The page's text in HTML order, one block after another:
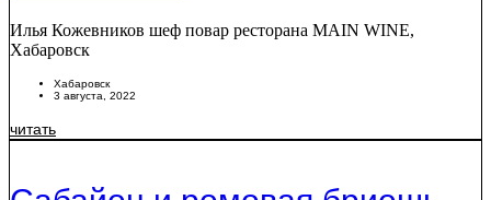
Илья Кожевников шеф повар ресторана MAIN WINE,
Хабаровск
Хабаровск
3 августа, 2022
читать